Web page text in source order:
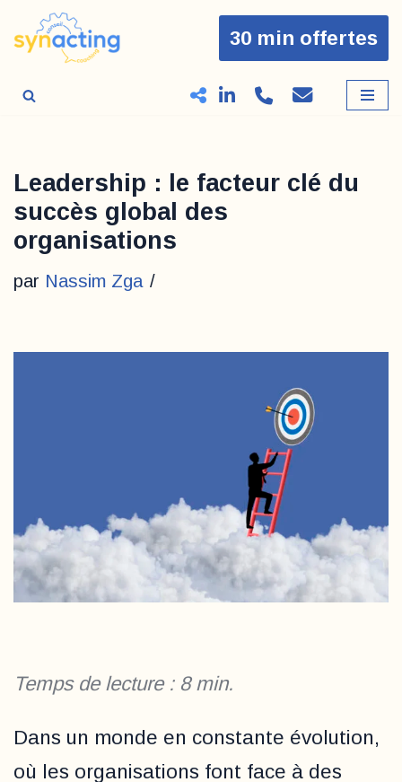
Aller
au
30 min offertes
Leadership : le facteur clé du
succès global des
organisations
par Nassim Zga
Temps de lecture : 8 min.
Dans un monde en constante évolution,
où les organisations font face à des